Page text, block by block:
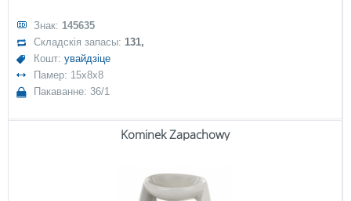
Знак: 145635
Складскія запасы: 131,
Кошт:увайдзіце
Памер: 15x8x8
Пакаванне: 36/1
Kominek Zapachowy